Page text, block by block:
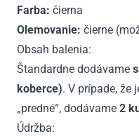
Farba: čierna
Olemovanie: čierne
Obsah balenia:
Štandardne dodávame
koberce). V prípade, že
„predné“, dodávame 2
Údržba: